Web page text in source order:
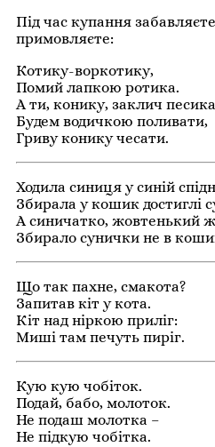
Під час купання
примовляєте:
Котику-воркотику,
Помий лапкою ротика.
А ти, конику, заклич
Будем водичкою поливати,
Гриву конику чесати.
Ходила синиця у синій
Збирала у кошик достиглі
А синичатко, жовтенький
Збирало сунички не в
Що так пахне, смакота?
Запитав кіт у кота.
Кіт над ніркою приліг:
Миші там печуть пиріг.
Кую кую чобіток.
Подай, бабо, молоток.
Не подаш молотка –
Не підкую чобітка.